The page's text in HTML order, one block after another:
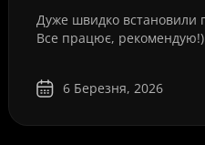
Дуже швидко встановили
Все працює, рекомендую!)
6 Березня, 2026